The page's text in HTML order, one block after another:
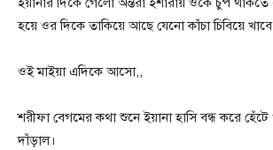
হয়ে ওর দিকে তাকিয়ে আছে যেনো কাঁচা চিবিয়ে
ওই মাইয়া এদিকে আসো,,
শরীফা বেগমের কথা শুনে ইয়ানা হাসি বন্ধ করে
দাঁড়াল।